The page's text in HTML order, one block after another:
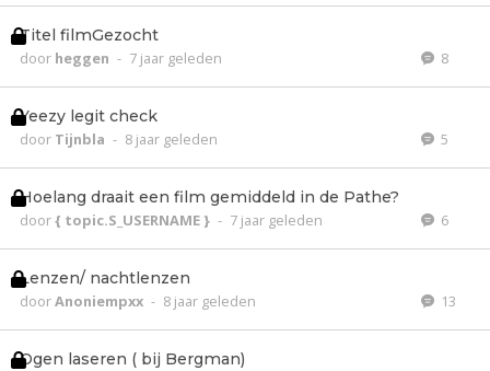
Titel filmGezocht
door heggen - 7 jaar geleden 8
Yeezy legit check
door Tijnbla - 8 jaar geleden 5
Hoelang draait een film gemiddeld in de Pathe?
door{ topic.S_USERNAME } - 7 jaar geleden 6
Lenzen/ nachtlenzen
doorAnoniempxx - 8 jaar geleden 13
Ogen laseren ( bij Bergman)